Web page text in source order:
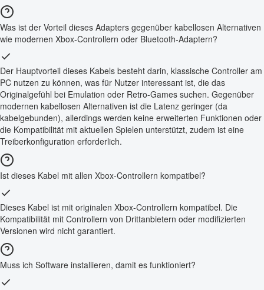
Was ist der Vorteil dieses Adapters gegenüber kabellosen Alternativen
wie modernen Xbox-Controllern oder Bluetooth-Adaptern?
Der Hauptvorteil dieses Kabels besteht darin, klassische Controller am
PC nutzen zu können, was für Nutzer interessant ist, die das
Originalgefühl bei Emulation oder Retro-Games suchen. Gegenüber
modernen kabellosen Alternativen ist die Latenz geringer (da
kabelgebunden), allerdings werden keine erweiterten Funktionen oder
die Kompatibilität mit aktuellen Spielen unterstützt, zudem ist eine
Treiberkonfiguration erforderlich.
Ist dieses Kabel mit allen Xbox-Controllern kompatibel?
Dieses Kabel ist mit originalen Xbox-Controllern kompatibel. Die
Kompatibilität mit Controllern von Drittanbietern oder modifizierten
Versionen wird nicht garantiert.
Muss ich Software installieren, damit es funktioniert?